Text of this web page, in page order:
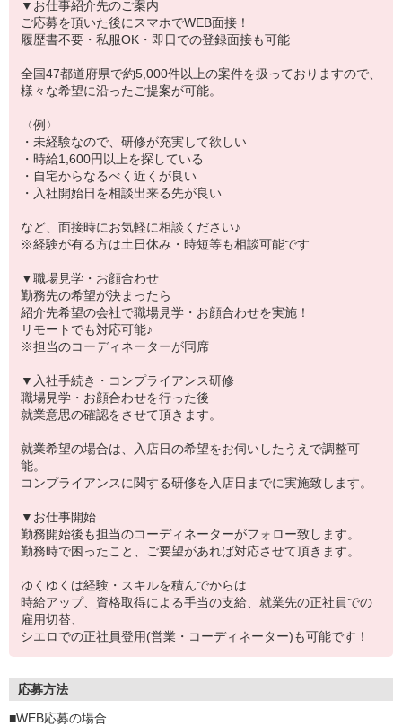
▼お仕事紹介先のご案内
ご応募を頂いた後にスマホでWEB面接！
履歴書不要・私服OK・即日での登録面接も可能
全国47都道府県で約5,000件以上の案件を扱っておりますので、
様々な希望に沿ったご提案が可能。
〈例〉
・未経験なので、研修が充実して欲しい
・時給1,600円以上を探している
・自宅からなるべく近くが良い
・入社開始日を相談出来る先が良い
など、面接時にお気軽に相談ください♪
※経験が有る方は土日休み・時短等も相談可能です
▼職場見学・お顔合わせ
勤務先の希望が決まったら
紹介先希望の会社で職場見学・お顔合わせを実施！
リモートでも対応可能♪
※担当のコーディネーターが同席
▼入社手続き・コンプライアンス研修
職場見学・お顔合わせを行った後
就業意思の確認をさせて頂きます。
就業希望の場合は、入店日の希望をお伺いしたうえで調整可
能。
コンプライアンスに関する研修を入店日までに実施致します。
▼お仕事開始
勤務開始後も担当のコーディネーターがフォロー致します。
勤務時で困ったこと、ご要望があれば対応させて頂きます。
ゆくゆくは経験・スキルを積んでからは
時給アップ、資格取得による手当の支給、就業先の正社員での
雇用切替、
シエロでの正社員登用(営業・コーディネーター)も可能です！
応募方法
■WEB応募の場合